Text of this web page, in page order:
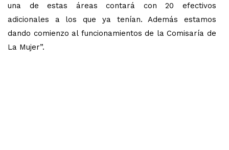
una de estas áreas contará con 20 efectivos
adicionales a los que ya tenían. Además estamos
dando comienzo al funcionamientos de la Comisaría de
La Mujer”.